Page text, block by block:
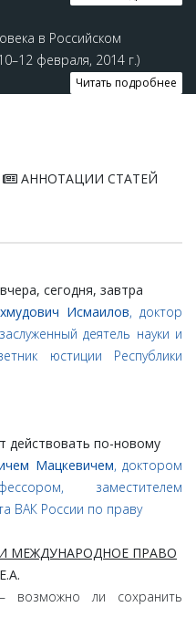
в Российском
февраля, 2014 г.)
Читать подробнее
АННОТАЦИИ СТАТЕЙ
сегодня, завтра
Исмаилов, доктор
деятель науки и
юстиции Республики
действовать по-новому
Мацкевичем, доктором
заместителем
ВАК России по праву
МЕЖДУНАРОДНОЕ ПРАВО
возможно ли сохранить